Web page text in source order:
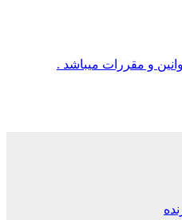
و مقررات میباشد .